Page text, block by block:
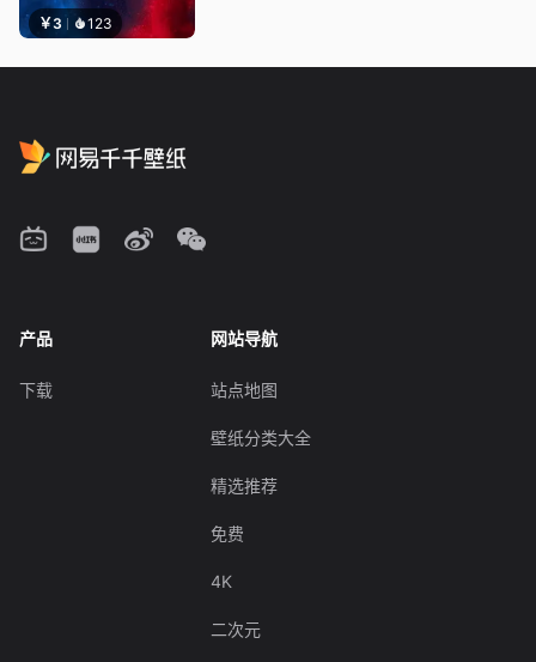
￥3 123
产品
下载
网站导航
站点地图
壁纸分类大全
精选推荐
免费
4K
二次元